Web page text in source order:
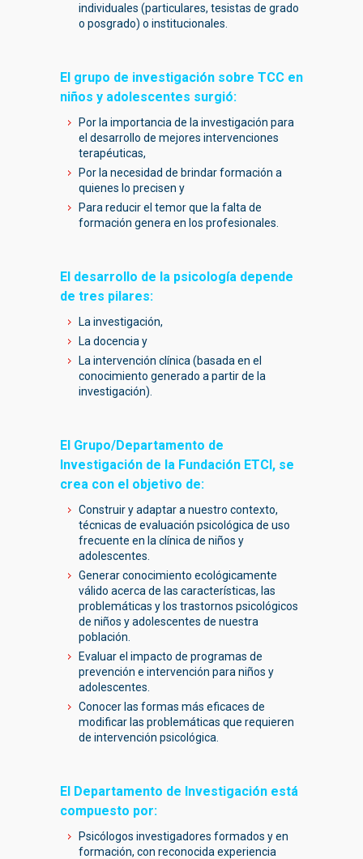
individuales (particulares, tesistas de grado
o posgrado) o institucionales.
El grupo de investigación sobre TCC en
niños y adolescentes surgió:
Por la importancia de la investigación para
el desarrollo de mejores intervenciones
terapéuticas,
Por la necesidad de brindar formación a
quienes lo precisen y
Para reducir el temor que la falta de
formación genera en los profesionales.
El desarrollo de la psicología depende
de tres pilares:
La investigación,
La docencia y
La intervención clínica (basada en el
conocimiento generado a partir de la
investigación).
El Grupo/Departamento de
Investigación de la Fundación ETCI, se
crea con el objetivo de:
Construir y adaptar a nuestro contexto,
técnicas de evaluación psicológica de uso
frecuente en la clínica de niños y
adolescentes.
Generar conocimiento ecológicamente
válido acerca de las características, las
problemáticas y los trastornos psicológicos
de niños y adolescentes de nuestra
población.
Evaluar el impacto de programas de
prevención e intervención para niños y
adolescentes.
Conocer las formas más eficaces de
modificar las problemáticas que requieren
de intervención psicológica.
El Departamento de Investigación está
compuesto por:
Psicólogos investigadores formados y en
formación, con reconocida experiencia